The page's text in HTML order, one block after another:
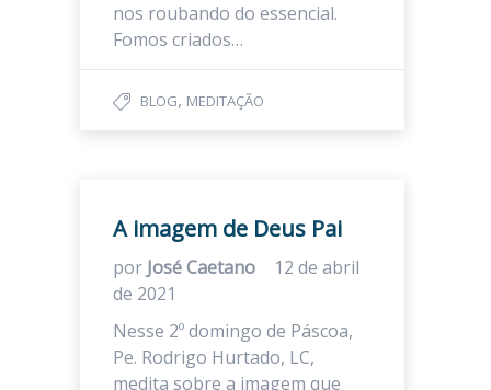
nos roubando do essencial.
Fomos criados…
BLOG, MEDITAÇÃO
A imagem de Deus Pai
por José Caetano
12 de abril
de 2021
Nesse 2º domingo de Páscoa,
Pe. Rodrigo Hurtado, LC,
medita sobre a imagem que